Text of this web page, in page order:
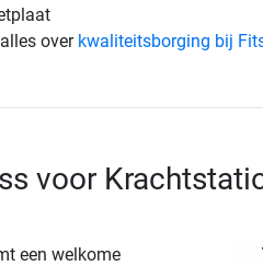
over kwaliteitsborging bij
voor
een welkome